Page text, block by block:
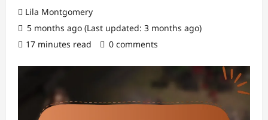
Lila Montgomery
5 months ago (Last updated: 3 months ago)
17 minutes read
0 comments